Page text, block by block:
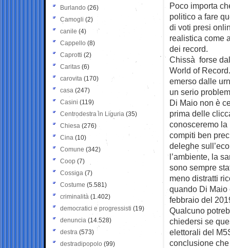
Poco importa
politico a fare
di voti presi
realistica come
dei record.
Chissà forse
World of
emerso dalle
un serio
Di Maio non è
prima delle
conosceremo la
compiti ben
deleghe
l’ambiente, la
sono sempre
meno distratti
quando Di Maio
febbraio del
Qualcuno
chiedersi se
elettorali del
conclusione
Burlando (26)
Camogli (2)
canile (4)
Cappello (8)
Caprotti (2)
Caritas (6)
carovita (170)
casa (247)
Casini (119)
Centrodestra in Liguria (35)
Chiesa (276)
Cina (10)
Comune (342)
Coop (7)
Cossiga (7)
Costume (5.581)
criminalità (1.402)
democratici e progressisti (19)
denuncia (14.528)
destra (573)
destradipopolo (99)